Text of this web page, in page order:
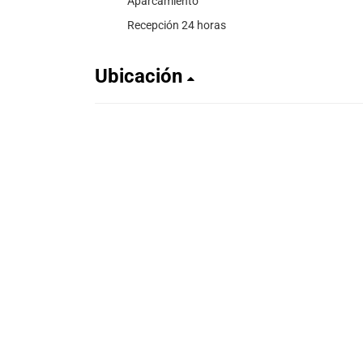
Recepción 24 horas
Ubicación